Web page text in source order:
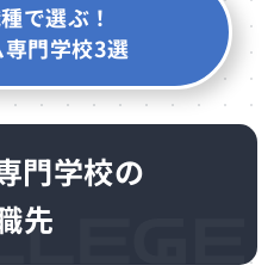
で選ぶ！
門学校3選
門学校の
先